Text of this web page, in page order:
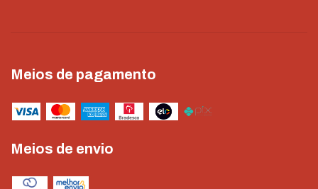
Meios de pagamento
Meios de envio